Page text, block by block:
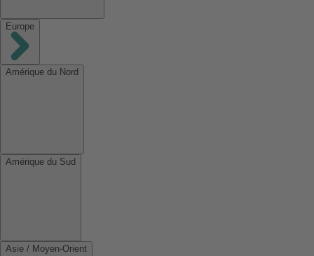
Europe
Amérique du Nord
Amérique du Sud
Asie / Moyen-Orient